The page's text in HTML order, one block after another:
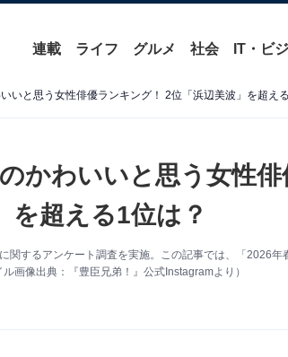
連載 ライフ グルメ 社会 IT・ビ
いと思う女性俳優ランキング！ 2位「浜辺美波」を超え
かわいいと思う女性
を超える1位は？
関するアンケート調査を実施。この記事では、「2026年
画像出典：『豊臣兄弟！』公式Instagramより）